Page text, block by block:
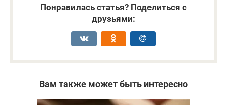
Понравилась статья? Поделиться с
друзьями:
Вам также может быть интересно